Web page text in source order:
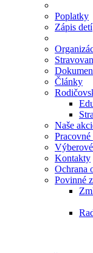
Poplatky
Zápis detí
Články
Naše
Kontakty
Ochrana
Povinné